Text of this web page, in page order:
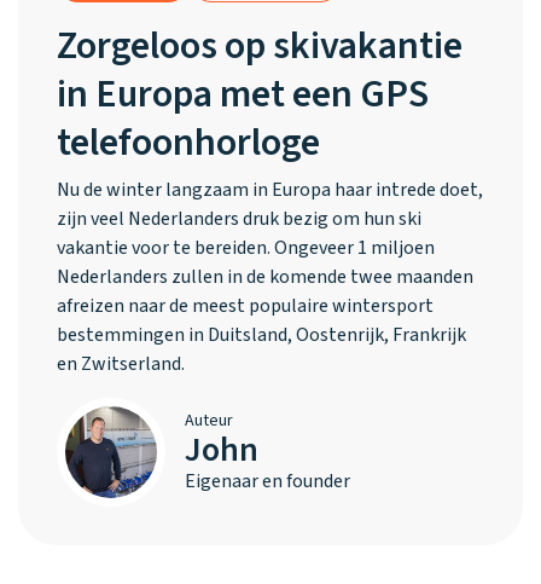
Zorgeloos op skivakantie
in Europa met een GPS
telefoonhorloge
Nu de winter langzaam in Europa haar intrede doet,
zijn veel Nederlanders druk bezig om hun ski
vakantie voor te bereiden. Ongeveer 1 miljoen
Nederlanders zullen in de komende twee maanden
afreizen naar de meest populaire wintersport
bestemmingen in Duitsland, Oostenrijk, Frankrijk
en Zwitserland.
Auteur
John
Eigenaar en founder